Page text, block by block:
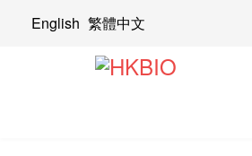
English 繁體中文